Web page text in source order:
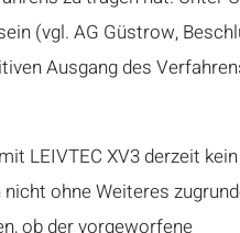
(vgl. AG Güstrow,
Ausgang des
LEIVTEC XV3 derzeit kein
ohne Weiteres
ob der vorgeworfene